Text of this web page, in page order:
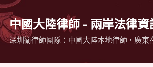
中國大陸律師 - 兩岸法律資
深圳衛律師團隊：中國大陸本地律師，廣東